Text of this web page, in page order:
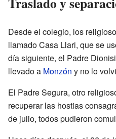
Desde el colegio, los
llamado Casa Llari, que se
día siguiente, el Padre
llevado a Monzón y no lo
El Padre Segura, otro
recuperar las hostias
de julio, todos pudieron